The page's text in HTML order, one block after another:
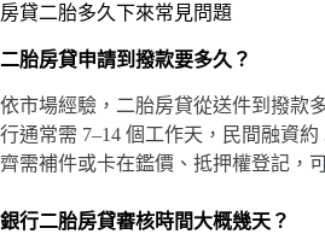
房貸二胎多久下來常見問題
二胎房貸申請到撥款要多久？
依市場經驗，二胎房貸從送件到撥款
行通常需 7–14 個工作天，民間融資約
齊需補件或卡在鑑價、抵押權登記，
銀行二胎房貸審核時間大概幾天？